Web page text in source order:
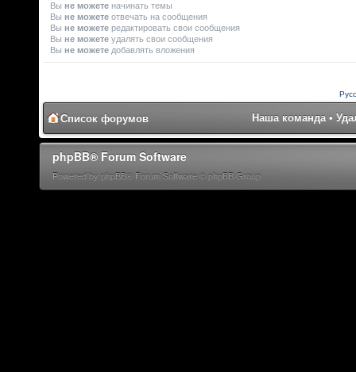
Вы не можете начинать темы
Вы не можете отвечать на сообщения
Вы не можете редактировать свои сообщения
Вы не можете удалять свои сообщения
Вы не можете добавлять вложения
Список форумов Наша команда •
phpBB® Forum Software
Powered by phpBB® Forum Software © phpBB Group